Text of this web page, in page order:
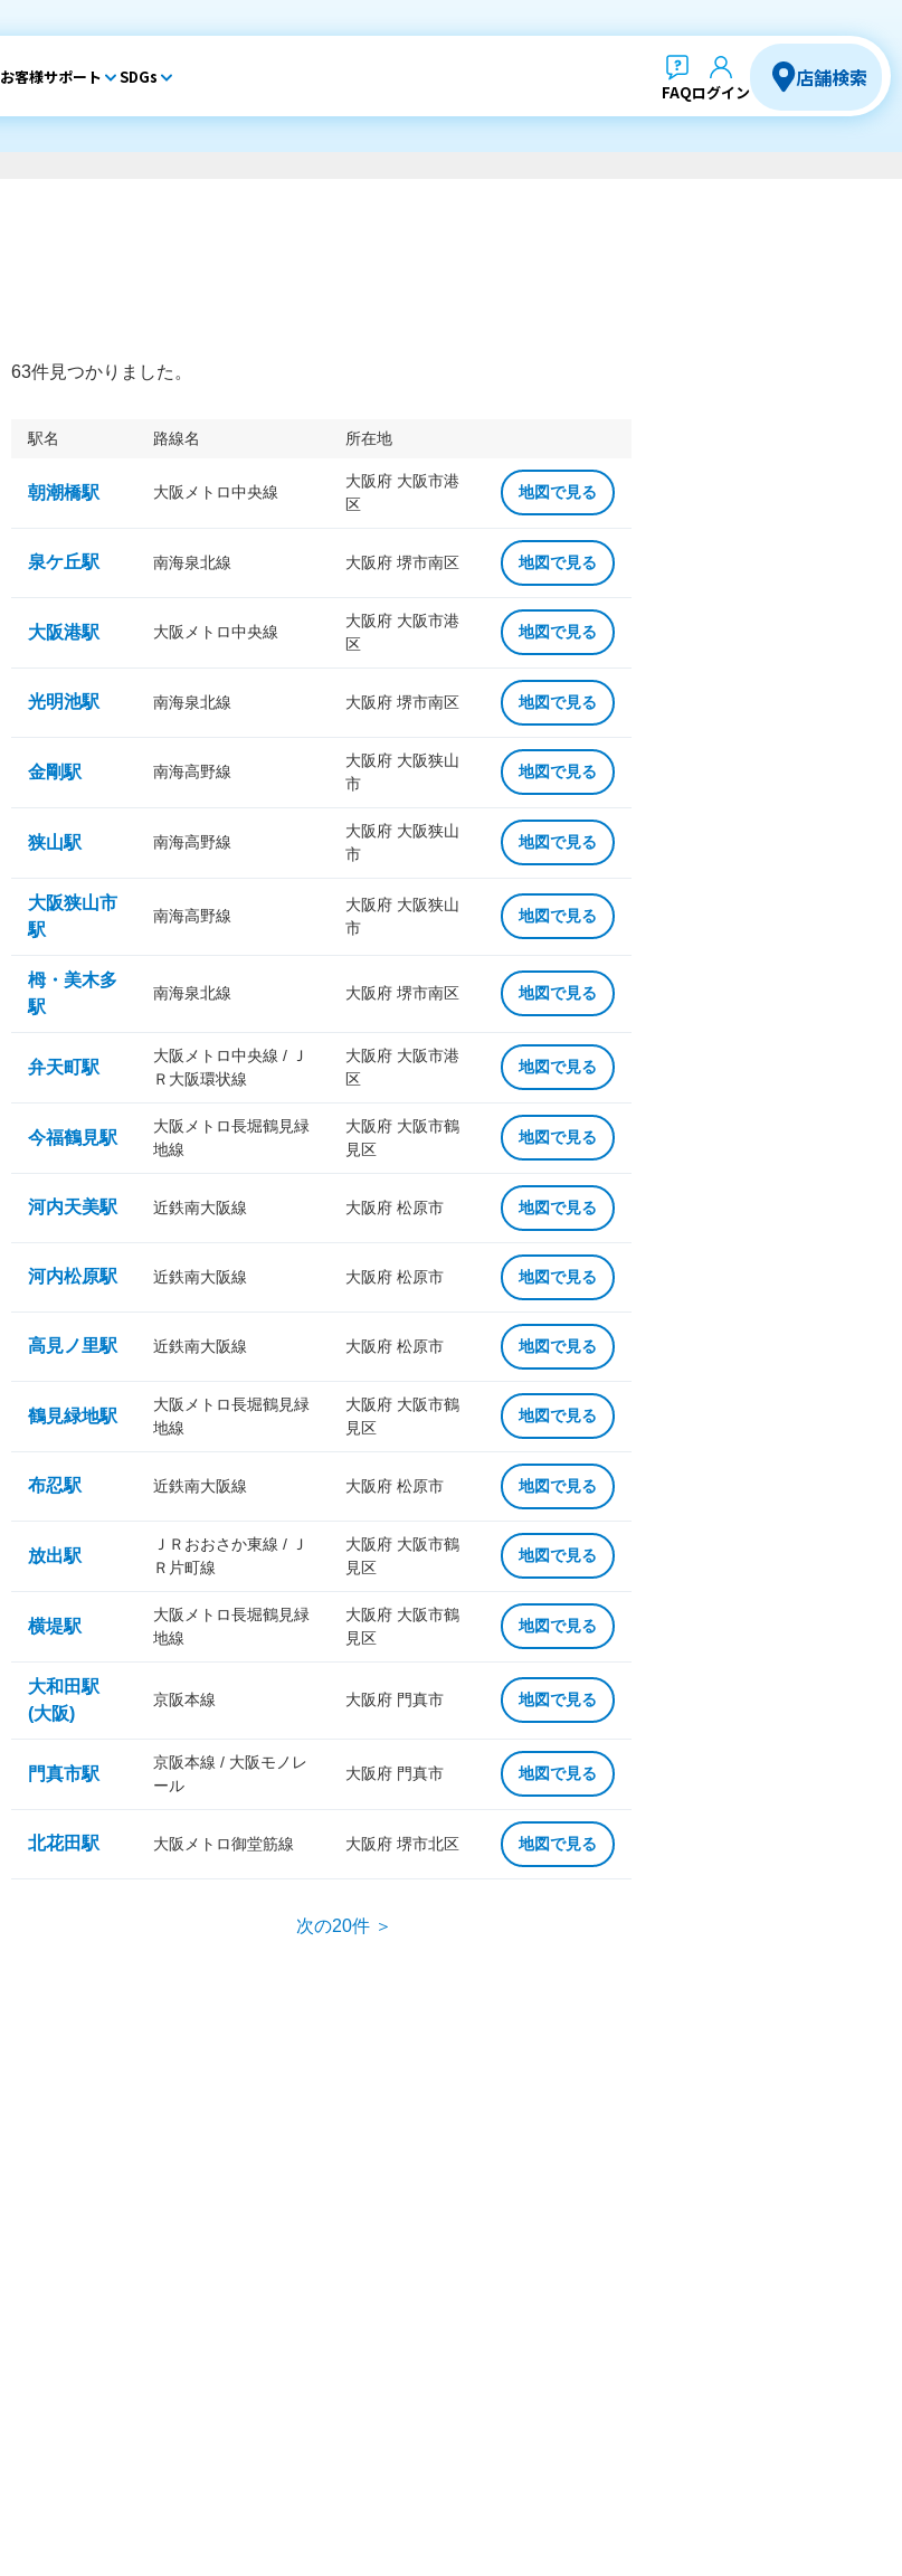
お客様サポート SDGs
FAQログイン
店舗検索
63件見つかりました。
駅名 路線名 所在地
朝潮橋駅 大阪メトロ中央線
大阪府 大阪市港
区
地図で見る
泉ケ丘駅 南海泉北線 大阪府 堺市南区 地図で見る
大阪港駅 大阪メトロ中央線
大阪府 大阪市港
区
地図で見る
光明池駅 南海泉北線 大阪府 堺市南区 地図で見る
金剛駅 南海高野線
大阪府 大阪狭山
市
地図で見る
狭山駅 南海高野線
大阪府 大阪狭山
市
地図で見る
大阪狭山市
駅
南海高野線
大阪府 大阪狭山
市
地図で見る
栂・美木多
駅
南海泉北線 大阪府 堺市南区 地図で見る
弁天町駅
大阪メトロ中央線 / Ｊ
Ｒ大阪環状線
大阪府 大阪市港
区
地図で見る
今福鶴見駅
大阪メトロ長堀鶴見緑
地線
大阪府 大阪市鶴
見区
地図で見る
河内天美駅 近鉄南大阪線 大阪府 松原市 地図で見る
河内松原駅 近鉄南大阪線 大阪府 松原市 地図で見る
高見ノ里駅 近鉄南大阪線 大阪府 松原市 地図で見る
鶴見緑地駅
大阪メトロ長堀鶴見緑
地線
大阪府 大阪市鶴
見区
地図で見る
布忍駅 近鉄南大阪線 大阪府 松原市 地図で見る
放出駅
ＪＲおおさか東線 / Ｊ
Ｒ片町線
大阪府 大阪市鶴
見区
地図で見る
横堤駅
大阪メトロ長堀鶴見緑
地線
大阪府 大阪市鶴
見区
地図で見る
大和田駅
(大阪)
京阪本線 大阪府 門真市 地図で見る
門真市駅
京阪本線 / 大阪モノレ
ール
大阪府 門真市 地図で見る
北花田駅 大阪メトロ御堂筋線 大阪府 堺市北区 地図で見る
次の20件 ＞